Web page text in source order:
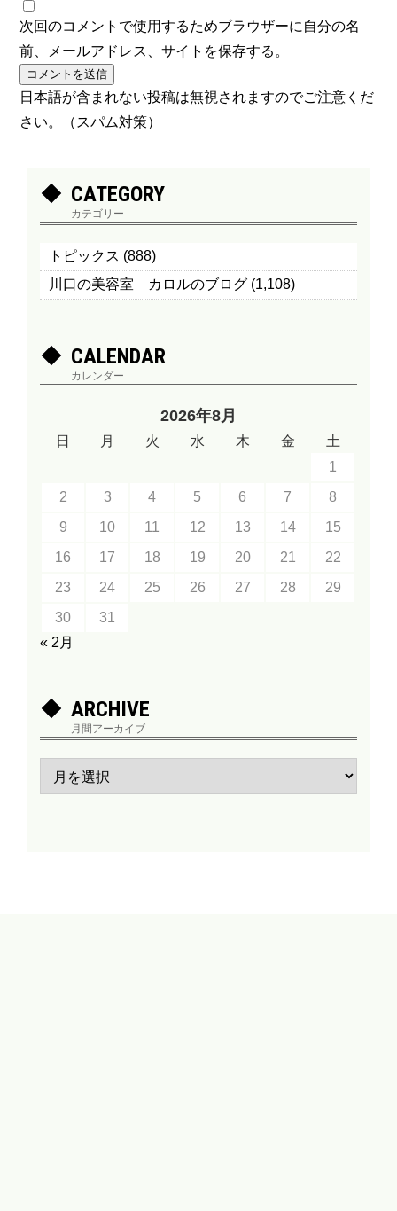
次回のコメントで使用するためブラウザーに自分の名
前、メールアドレス、サイトを保存する。
日本語が含まれない投稿は無視されますのでご注意くだ
さい。（スパム対策）
CATEGORY
カテゴリー
トピックス (888)
川口の美容室 カロルのブログ (1,108)
CALENDAR
カレンダー
2026年8月
日 月 火 水 木 金
土
1
2
3 4 5 6 7
8
9
10 11 12 13 14
15
16
17 18 19 20 21
22
23
24 25 26 27 28
29
30
31
« 2月
ARCHIVE
月間アーカイブ